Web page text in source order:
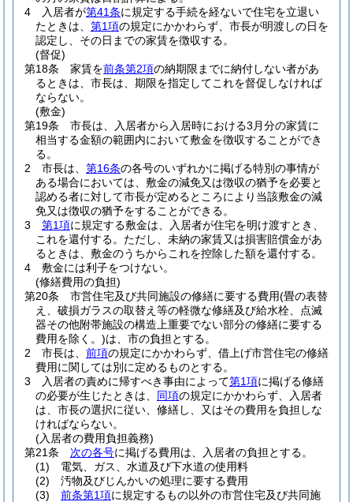
4
入居者が第41条に規定する手続を経ないで住宅を立退い
たときは、 第1項の規定にかかわらず、市長が明渡しの日を
認定し、その日までの家賃を徴収する。
(督促)
第18条
家賃を前条第2項の納期限までに納付しない者があ
るときは、市長は、期限を指定してこれを督促しなければ
ならない。
(敷金)
第19条
市長は、入居者から入居時における3月分の家賃に
相当する金額の範囲内において敷金を徴収することができ
る。
2
市長は、 第16条の各号のいずれかに掲げる特別の事情が
ある場合においては、敷金の減免又は徴収の猶予を必要と
認める者に対して市長が定めるところにより当該敷金の減
免又は徴収の猶予をすることができる。
3
第1項に規定する敷金は、入居者が住宅を明け渡すとき、
これを還付する。 ただし、未納の家賃又は損害賠償金があ
るときは、敷金のうちからこれを控除した額を還付する。
4
敷金には利子をつけない。
(修繕費用の負担)
第20条
市営住宅及び共同施設の修繕に要する費用(畳の表替
え、破損ガラスの取替え等の軽微な修繕及び給水栓、点滅
器その他附帯施設の構造上重要でない部分の修繕に要する
費用を除く。)は、市の負担とする。
2
市長は、 前項の規定にかかわらず、借上げ市営住宅の修繕
費用に関しては別に定めるものとする。
3
入居者の責めに帰すべき事由によって第1項に掲げる修繕
の必要が生じたときは、 同項の規定にかかわらず、入居者
は、市長の選択に従い、修繕し、又はその費用を負担しな
ければならない。
(入居者の費用負担義務)
第21条
次の各号に掲げる費用は、入居者の負担とする。
(1)
電気、ガス、水道及び下水道の使用料
(2)
汚物及びじんかいの処理に要する費用
(3)
前条第1項に規定するもの以外の市営住宅及び共同施